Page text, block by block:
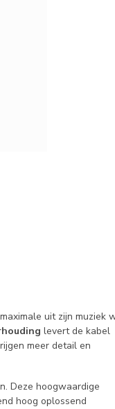
uit zijn muziek
levert de kabel
meer detail en
Deze hoogwaardige
hoog oplossend